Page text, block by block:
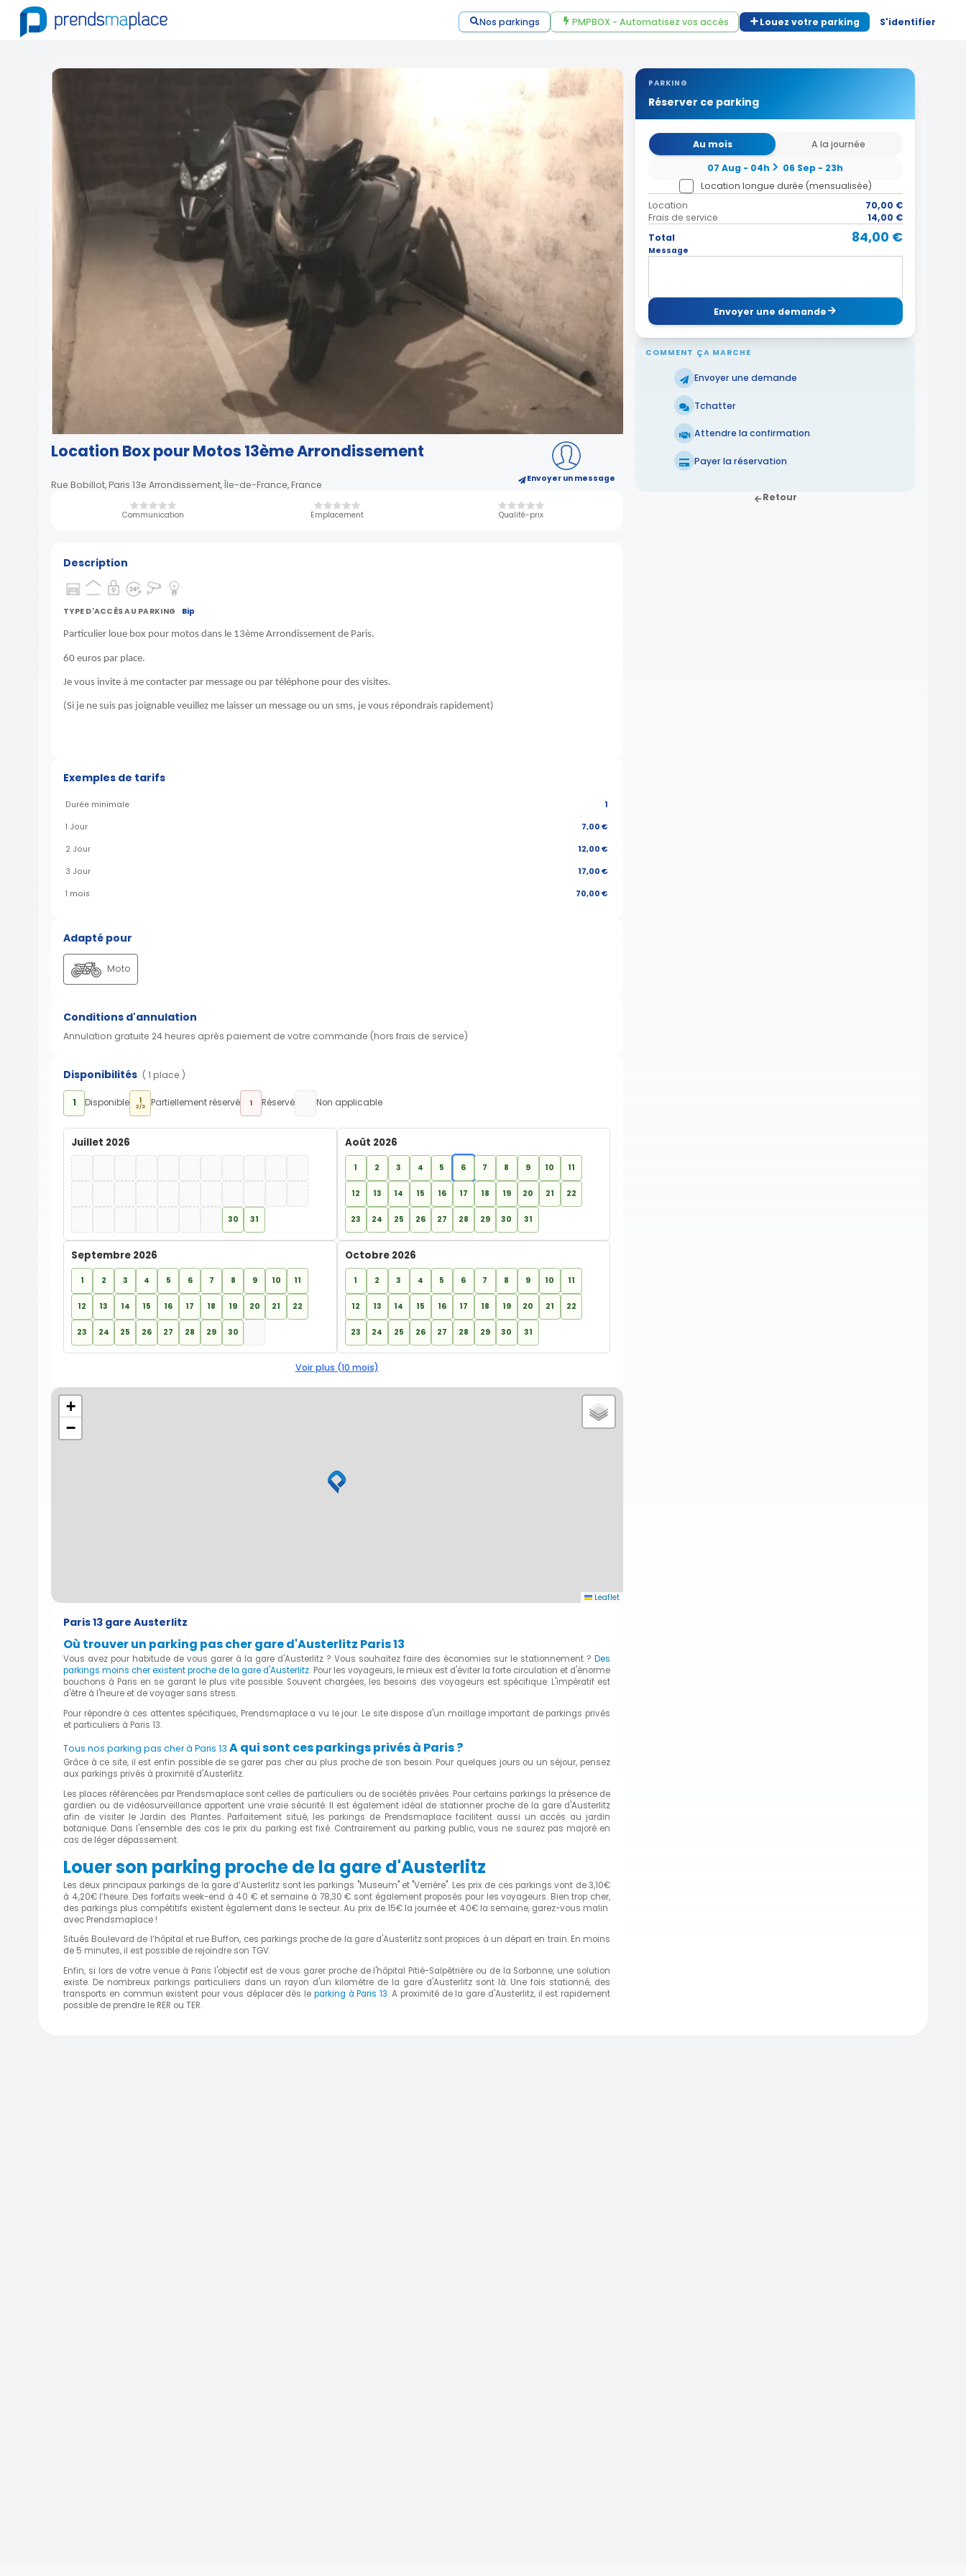
Nos parkings PMPBOX - Automatisez vos accès Louez votre parking S'identifier
Location Box pour Motos 13ème Arrondissement
Rue Bobillot, Paris 13e Arrondissement, Île-de-France, France Envoyer un message
Communication Emplacement Qualité-prix
PARKING
Réserver ce parking
Au mois
A la journée
07 Aug - 04h
06 Sep - 23h
Location longue durée (mensualisée)
Location
70,00 €
Frais de service
14,00 €
Total
84,00 €
Message
Envoyer une demande
COMMENT ÇA MARCHE
Envoyer une demande
Tchatter
Attendre la confirmation
Payer la réservation
Retour
Description
TYPE D'ACCÈS AU PARKING Bip
Particulier loue box pour motos dans le 13ème Arrondissement de Paris.
60 euros par place.
Je vous invite à me contacter par message ou par téléphone pour des visites.
(Si je ne suis pas joignable veuillez me laisser un message ou un sms, je vous répondrais rapidement)
Exemples de tarifs
Durée minimale 1
1 Jour 7,00 €
2 Jour 12,00 €
3 Jour 17,00 €
1 mois 70,00 €
Adapté pour
Moto
Conditions d'annulation
Annulation gratuite 24 heures après paiement de votre commande (hors frais de service)
Disponibilités ( 1 place )
1 Disponible 1
2/3 Partiellement réservé 1 Réservé Non applicable
Juillet 2026
30 31
Août 2026
1 2 3 4 5 6 7 8 9 10 11
12 13 14 15 16 17 18 19 20 21 22
23 24 25 26 27 28 29 30 31
Septembre 2026
1 2 3 4 5 6 7 8 9 10 11
12 13 14 15 16 17 18 19 20 21 22
23 24 25 26 27 28 29 30
Octobre 2026
1 2 3 4 5 6 7 8 9 10 11
12 13 14 15 16 17 18 19 20 21 22
23 24 25 26 27 28 29 30 31
Voir plus (10 mois)
+
−
Leaflet
Paris 13 gare Austerlitz
Où trouver un parking pas cher gare d'Austerlitz Paris 13
Vous avez pour habitude de vous garer à la gare d'Austerlitz ? Vous souhaitez faire des économies sur le stationnement ?Des
parkings moins cher existent proche de la gare d'Austerlitz. Pour les voyageurs, le mieux est d'éviter la forte circulation et d'énorme
bouchons à Paris en se garant le plus vite possible. Souvent chargées, les besoins des voyageurs est spécifique. L'impératif est
d'être à l'heure et de voyager sans stress.
Pour répondre à ces attentes spécifiques, Prendsmaplace a vu le jour. Le site dispose d'un maillage important de parkings privés
et particuliers à Paris 13.
Tous nos parking pas cher à Paris 13 A qui sont ces parkings privés à Paris ?
Grâce à ce site, il est enfin possible de se garer pas cher au plus proche de son besoin. Pour quelques jours ou un séjour, pensez
aux parkings privés à proximité d'Austerlitz.
Les places référencées par Prendsmaplace sont celles de particuliers ou de sociétés privées. Pour certains parkings la présence de
gardien ou de vidéosurveillance apportent une vraie sécurité. Il est également idéal de stationner proche de la gare d'Austerlitz
afin de visiter le Jardin des Plantes. Parfaitement situé, les parkings de Prendsmaplace facilitent aussi un accès au jardin
botanique. Dans l'ensemble des cas le prix du parking est fixé. Contrairement au parking public, vous ne saurez pas majoré en
cas de léger dépassement.
Louer son parking proche de la gare d'Austerlitz
Les deux principaux parkings de la gare d’Austerlitz sont les parkings "Museum" et "Verrière". Les prix de ces parkings vont de 3,10€
à 4,20€ l’heure. Des forfaits week-end à 40 € et semaine à 78,30 € sont également proposés pour les voyageurs. Bien trop cher,
des parkings plus compétitifs existent également dans le secteur. Au prix de 15€ la journée et 40€ la semaine, garez-vous malin
avec Prendsmaplace !
Situés Boulevard de l’hôpital et rue Buffon, ces parkings proche de la gare d'Austerlitz sont propices à un départ en train. En moins
de 5 minutes, il est possible de rejoindre son TGV.
Enfin, si lors de votre venue à Paris l'objectif est de vous garer proche de l'hôpital Pitié-Salpêtrière ou de la Sorbonne, une solution
existe. De nombreux parkings particuliers dans un rayon d'un kilomètre de la gare d'Austerlitz sont là. Une fois stationné, des
transports en commun existent pour vous déplacer dès le parking à Paris 13. A proximité de la gare d'Austerlitz, il est rapidement
possible de prendre le RER ou TER.